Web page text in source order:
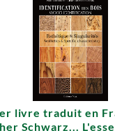
livre traduit en
Schwarz...